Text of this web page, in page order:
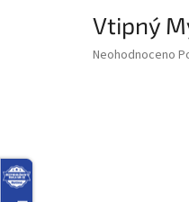
Vtipný
Průměrné
Neohodnoceno